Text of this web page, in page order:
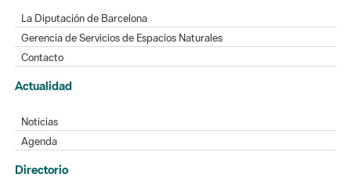
La Diputación de Barcelona
Gerencia de Servicios de Espacios Naturales
Contacto
Actualidad
Noticias
Agenda
Directorio